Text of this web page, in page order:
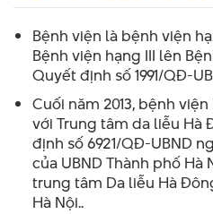
Bệnh viện là bệnh viện
Bệnh viện hạng III lên
Quyết định số 1991/QĐ-
Cuối năm 2013, bệnh
với Trung tâm da liễu Hà
định số 6921/QĐ-UBND
của UBND Thành phố Hà
trung tâm Da liễu Hà
Hà Nội..